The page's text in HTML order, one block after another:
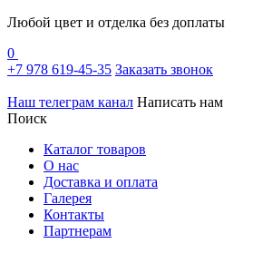
Любой цвет и отделка без доплаты
0
+7 978 619-45-35 Заказать звонок
Наш телеграм канал Написать нам
Поиск
Каталог товаров
О нас
Доставка и оплата
Галерея
Контакты
Партнерам